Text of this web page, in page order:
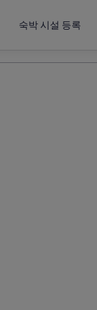
숙박 시설 등록